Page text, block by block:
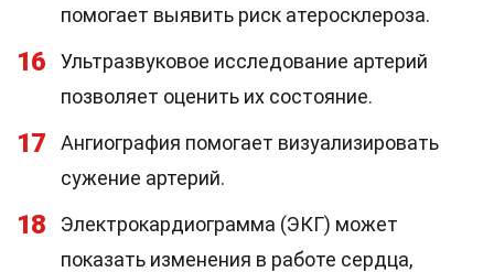
помогает выявить риск атеросклероза.
16
Ультразвуковое исследование артерий
позволяет оценить их состояние.
17
Ангиография помогает визуализировать
сужение артерий.
18
Электрокардиограмма (ЭКГ) может
показать изменения в работе сердца,